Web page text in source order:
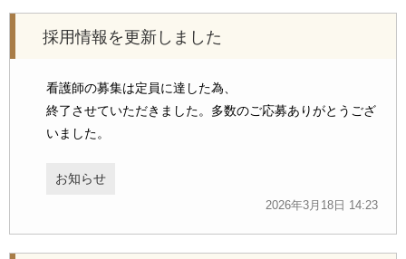
採用情報を更新しました
看護師の募集は定員に達した為、
終了させていただきました。多数のご応募ありがとうござ
いました。
お知らせ
2026年3月18日 14:23